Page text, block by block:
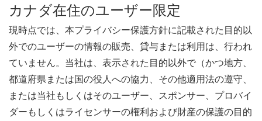
カナダ在住のユーザー限定
現時点では、本プライバシー保護方針に記載された目的以
外でのユーザーの情報の販売、貸与または利用は、行われ
ていません。当社は、表示された目的以外で（かつ地方、
都道府県または国の役人への協力、その他適用法の遵守、
または当社もしくはそのユーザー、スポンサー、プロバイ
ダーもしくはライセンサーの権利および財産の保護の目的